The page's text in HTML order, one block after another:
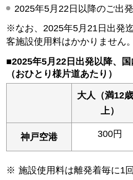
2025年5月22日以降のご出発
※なお、2025年5月21日出発
客施設使用料はかかりません。
■2025年5月22日出発以降、
（おひとり様片道あたり）
大人（満12
上）
神戸空港 300円
施設使用料は離発着毎に1